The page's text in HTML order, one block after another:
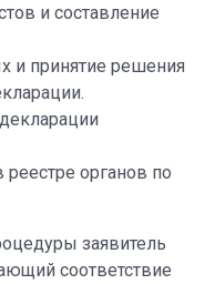
и составление
и принятие решения
органов по
заявитель
соответствие